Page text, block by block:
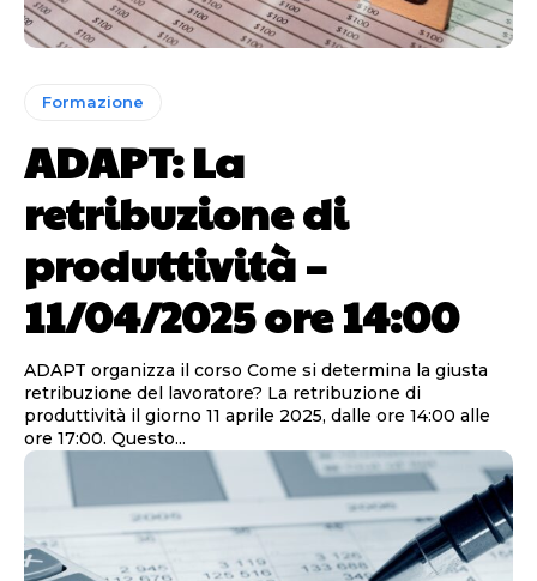
Formazione
ADAPT: La
retribuzione di
produttività –
11/04/2025 ore 14:00
ADAPT organizza il corso Come si determina la giusta
retribuzione del lavoratore? La retribuzione di
produttività il giorno 11 aprile 2025, dalle ore 14:00 alle
ore 17:00. Questo...